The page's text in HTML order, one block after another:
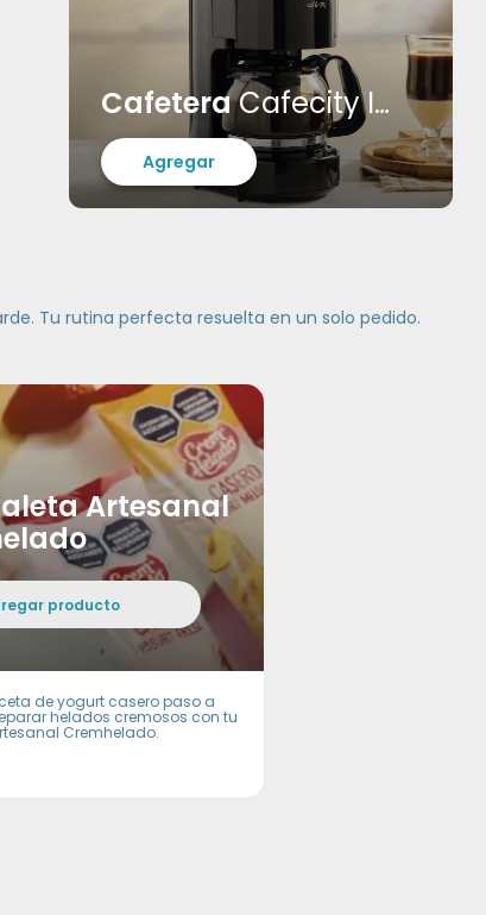
CafeteraCafecity Imusa
Agregar
Tu rutina perfecta resuelta en un solo pedido.
Artesanal
producto
de yogurt casero paso a
helados cremosos con tu
Cremhelado.